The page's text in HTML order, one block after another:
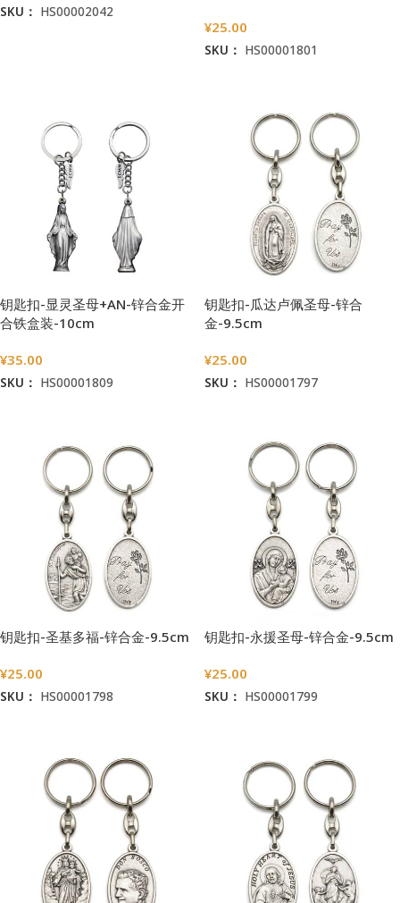
SKU： HS00002042
¥25.00
SKU： HS00001801
钥匙扣-显灵圣母+AN-锌合金开
合铁盒装-10cm
¥35.00
SKU： HS00001809
钥匙扣-瓜达卢佩圣母-锌合
金-9.5cm
¥25.00
SKU： HS00001797
钥匙扣-圣基多福-锌合金-9.5cm
¥25.00
SKU： HS00001798
钥匙扣-永援圣母-锌合金-9.5cm
¥25.00
SKU： HS00001799